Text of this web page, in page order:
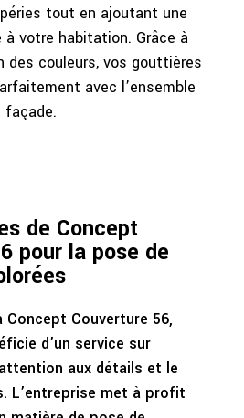
tout en ajoutant une
votre habitation. Grâce à
des couleurs, vos gouttières
avec l’ensemble
de Concept
pour la pose de
Couverture 56,
d’un service sur
aux détails et le
L’entreprise met à profit